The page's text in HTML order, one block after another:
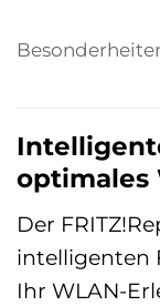
optimales
Der
intelligenten
Ihr WLAN-